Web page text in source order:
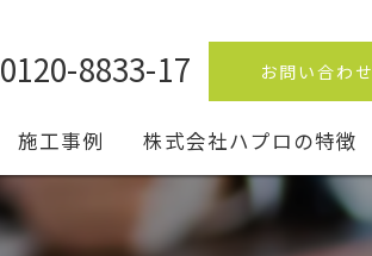
0120-8833-17 お問い合わせ
施工事例 株式会社ハプロの特徴
トイレ